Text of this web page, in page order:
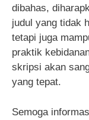
dibahas,
judul yang tidak
tetapi juga
praktik
skripsi akan
yang tepat.
Semoga